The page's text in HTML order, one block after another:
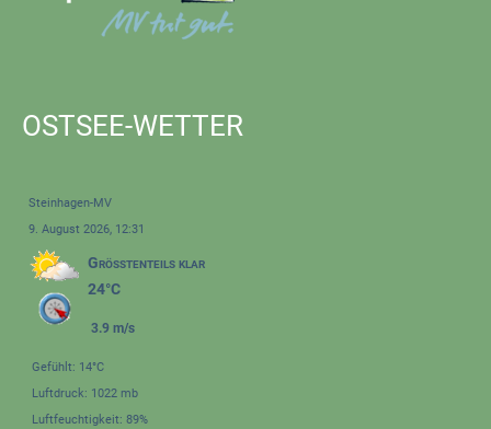
OSTSEE-WETTER
Steinhagen-MV
9. August 2026, 12:31
Größtenteils klar
24°C
3.9 m/s
Gefühlt: 14°C
Luftdruck: 1022 mb
Luftfeuchtigkeit: 89%